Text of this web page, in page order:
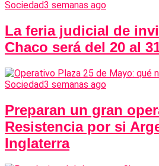
Sociedad3 semanas ago
La feria judicial de
Chaco será del 20 al
Sociedad3 semanas ago
Preparan un gran
Resistencia por si
Inglaterra